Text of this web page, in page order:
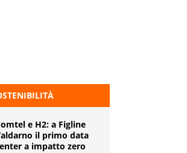
e H2: a Figline
il primo data
a impatto zero